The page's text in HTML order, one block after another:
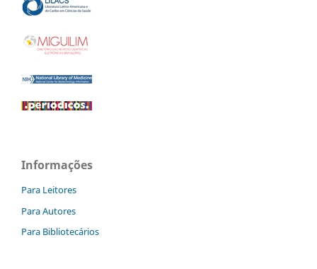
Informações
Para Leitores
Para Autores
Para Bibliotecários